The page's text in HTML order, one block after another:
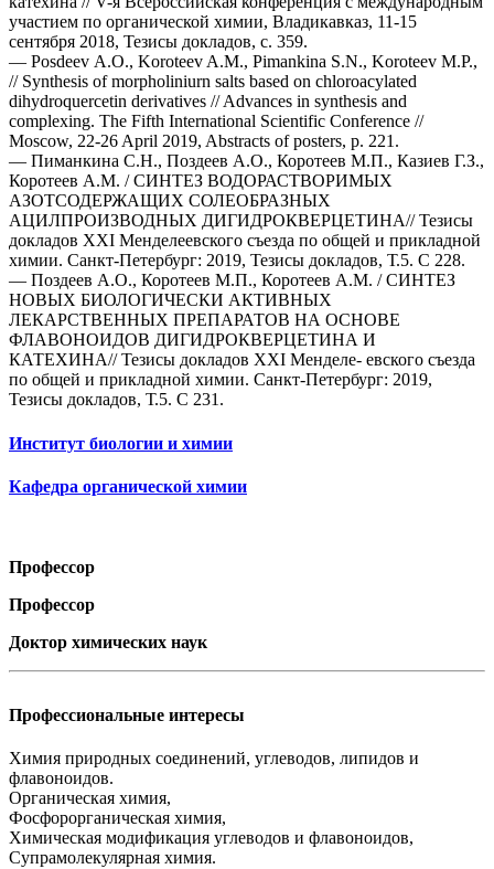
участием по органической химии, Владикавказ, 11-15
сентября 2018, Тезисы докладов, с. 359.
— Posdeev А.О., Koroteev A.M., Pimankina S.N., Koroteev M.P.,
// Synthesis of morpholiniurn salts based on chlоrоасуlаted
dihydroquercetin derivatives // Advances in synthesis and
complexing. The Fifth International Scientific Conference //
Моsсоw, 22-26 April 2019, Abstracts of posters, p. 221.
— Пиманкина С.Н., Поздеев А.О., Коротеев М.П., Казиев Г.З.,
Коротеев А.М. / СИНТЕЗ ВОДОРАСТВОРИМЫХ
АЗОТСОДЕРЖАЩИХ СОЛЕОБРАЗНЫХ
АЦИЛПРОИЗВОДНЫХ ДИГИДРОКВЕРЦЕТИНА// Тезисы
докладов XXI Менделеевского съезда по общей и прикладной
химии. Санкт-Петербург: 2019, Тезисы докладов, Т.5. С 228.
— Поздеев А.О., Коротеев М.П., Коротеев А.М. / СИНТЕЗ
НОВЫХ БИОЛОГИЧЕСКИ АКТИВНЫХ
ЛЕКАРСТВЕННЫХ ПРЕПАРАТОВ НА ОСНОВЕ
ФЛАВОНОИДОВ ДИГИДРОКВЕРЦЕТИНА И
КАТЕХИНА// Тезисы докладов XXI Менделе- евского съезда
по общей и прикладной химии. Санкт-Петербург: 2019,
Тезисы докладов, Т.5. С 231.
Институт биологии и химии
Кафедра органической химии
Профессор
Профессор
Доктор химических наук
Профессиональные интересы
Химия природных соединений, углеводов, липидов и
флавоноидов.
Органическая химия,
Фосфорорганическая химия,
Химическая модификация углеводов и флавоноидов,
Супрамолекулярная химия.